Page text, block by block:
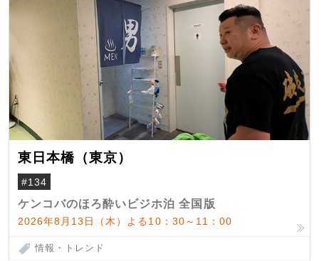
東日本橋（東京）
#134
ケンコバのほろ酔いビジホ泊 全国版
2026年8月13日（木）よる10：30～11：00
情報・トレンド